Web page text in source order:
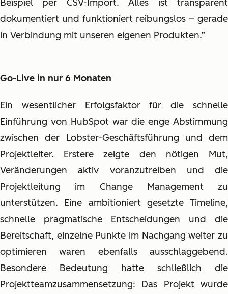
Beispiel per CSV-Import. Alles ist transparent
dokumentiert und funktioniert reibungslos – gerade
in Verbindung mit unseren eigenen Produkten.”
Go-Live in nur 6 Monaten
Ein wesentlicher Erfolgsfaktor für die schnelle
Einführung von HubSpot war die enge Abstimmung
zwischen der Lobster-Geschäftsführung und dem
Projektleiter. Erstere zeigte den nötigen Mut,
Veränderungen aktiv voranzutreiben und die
Projektleitung im Change Management zu
unterstützen. Eine ambitioniert gesetzte Timeline,
schnelle pragmatische Entscheidungen und die
Bereitschaft, einzelne Punkte im Nachgang weiter zu
optimieren waren ebenfalls ausschlaggebend.
Besondere Bedeutung hatte schließlich die
Projektteamzusammensetzung: Das Projekt wurde